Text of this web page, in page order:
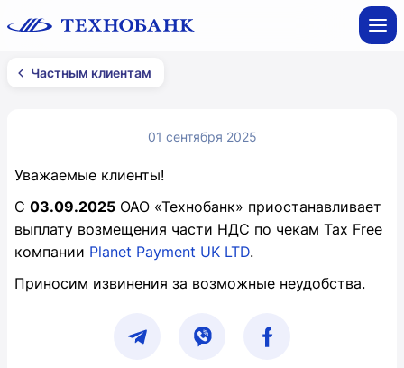
Частным клиентам
01 сентября 2025
Уважаемые клиенты!
С 03.09.2025 ОАО «Технобанк» приостанавливает
выплату возмещения части НДС по чекам Tax Free
компании Planet Payment UK LTD.
Приносим извинения за возможные неудобства.